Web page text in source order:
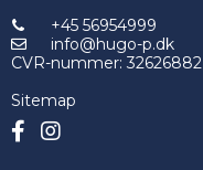
+45 56954999
info@hugo-p.dk
CVR-nummer: 32626882
Sitemap